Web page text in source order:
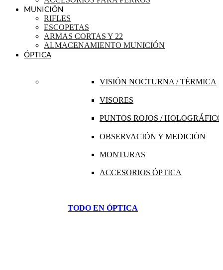
MUNICIÓN
RIFLES
ESCOPETAS
ARMAS CORTAS Y 22
ALMACENAMIENTO MUNICIÓN
ÓPTICA
VISIÓN NOCTURNA / TÉRMICA
VISORES
PUNTOS ROJOS /
OBSERVACIÓN Y MEDICIÓN
MONTURAS
ACCESORIOS ÓPTICA
TODO EN ÓPTICA